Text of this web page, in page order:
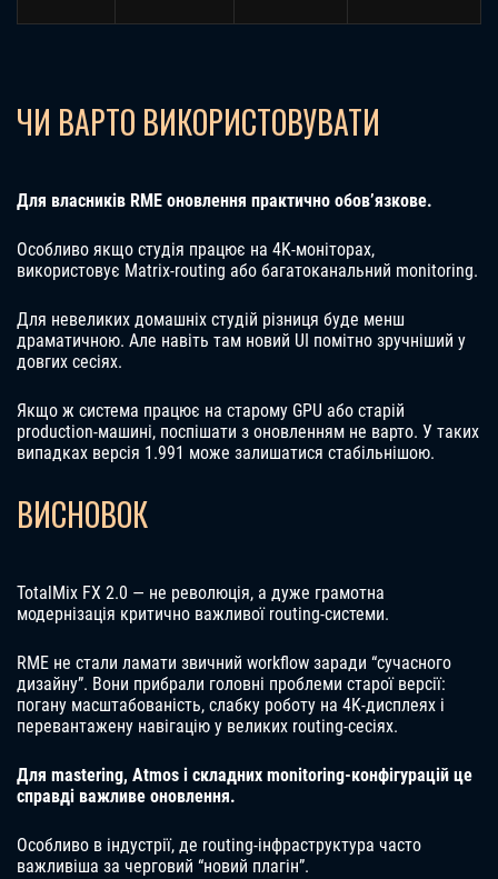
ЧИ ВАРТО ВИКОРИСТОВУВАТИ
Для власників RME оновлення практично обов’язкове.
Особливо якщо студія працює на 4K-моніторах,
використовує Matrix-routing або багатоканальний monitoring.
Для невеликих домашніх студій різниця буде менш
драматичною. Але навіть там новий UI помітно зручніший у
довгих сесіях.
Якщо ж система працює на старому GPU або старій
production-машині, поспішати з оновленням не варто. У таких
випадках версія 1.991 може залишатися стабільнішою.
ВИСНОВОК
TotalMix FX 2.0 — не революція, а дуже грамотна
модернізація критично важливої routing-системи.
RME не стали ламати звичний workflow заради “сучасного
дизайну”. Вони прибрали головні проблеми старої версії:
погану масштабованість, слабку роботу на 4K-дисплеях і
перевантажену навігацію у великих routing-сесіях.
Для mastering, Atmos і складних monitoring-конфігурацій це
справді важливе оновлення.
Особливо в індустрії, де routing-інфраструктура часто
важливіша за черговий “новий плагін”.